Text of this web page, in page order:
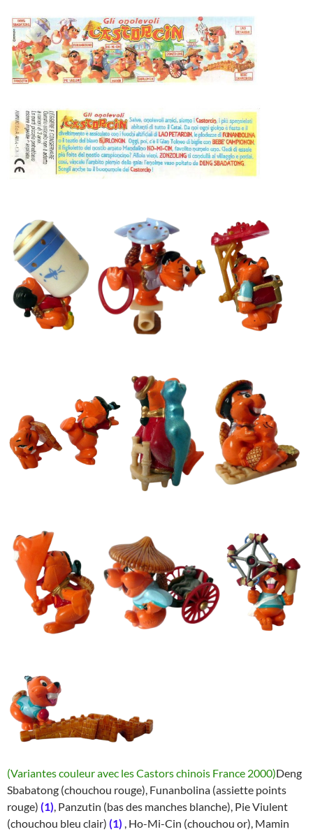
(Variantes couleur avec les Castors chinois France 2000)Deng
Sbabatong (chouchou rouge), Funanbolina (assiette points
rouge) (1), Panzutin (bas des manches blanche), Pie Viulent
(chouchou bleu clair) (1) , Ho-Mi-Cin (chouchou or), Mamin